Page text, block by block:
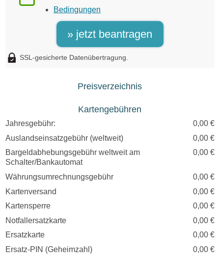
Bedingungen
SSL-gesicherte Datenübertragung.
Preisverzeichnis
Kartengebühren
Jahresgebühr:
0,00 €
Auslandseinsatzgebühr (weltweit)
0,00 €
Bargeldabhebungsgebühr weltweit am
Schalter/Bankautomat
0,00 €
Währungsumrechnungsgebühr
0,00 €
Kartenversand
0,00 €
Kartensperre
0,00 €
Notfallersatzkarte
0,00 €
Ersatzkarte
0,00 €
Ersatz-PIN (Geheimzahl)
0,00 €